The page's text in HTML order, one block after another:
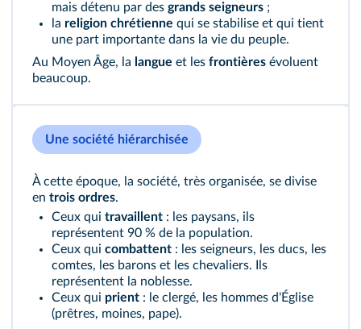
mais détenu par des grands seigneurs ;
la religion chrétienne qui se stabilise et qui tient
une part importante dans la vie du peuple.
Au Moyen Âge, la langue et les frontières évoluent
beaucoup.
Une société hiérarchisée
À cette époque, la société, très organisée, se divise
en trois ordres.
Ceux qui travaillent : les paysans, ils
représentent 90 % de la population.
Ceux qui combattent : les seigneurs, les ducs, les
comtes, les barons et les chevaliers. Ils
représentent la noblesse.
Ceux qui prient : le clergé, les hommes d'Église
(prêtres, moines, pape).